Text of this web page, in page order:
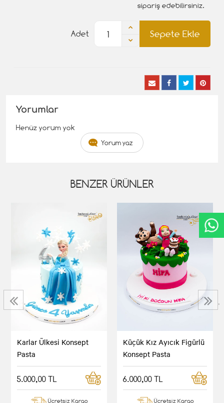
sipariş edebilirsiniz.
Sepete Ekle
Adet
Yorumlar
Henüz yorum yok
Yorum yaz
BENZER ÜRÜNLER
Karlar Ülkesi Konsept
Pasta
5.000,00 TL
Ücretsiz Kargo
Küçük Kız Ayıcık Figürlü
Konsept Pasta
6.000,00 TL
Ücretsiz Kargo
‹ ›